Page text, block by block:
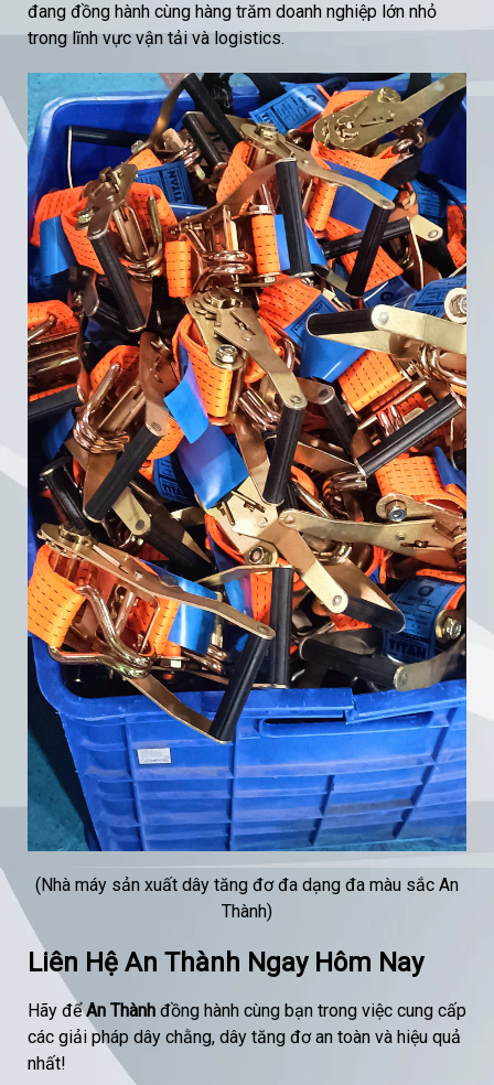
đang đồng hành cùng hàng trăm doanh nghiệp lớn nhỏ
trong lĩnh vực vận tải và logistics.
(Nhà máy sản xuất dây tăng đơ đa dạng đa màu sắc An
Thành)
Liên Hệ An Thành Ngay Hôm Nay
Hãy đểAn Thành đồng hành cùng bạn trong việc cung cấp
các giải pháp dây chằng, dây tăng đơ an toàn và hiệu quả
nhất!